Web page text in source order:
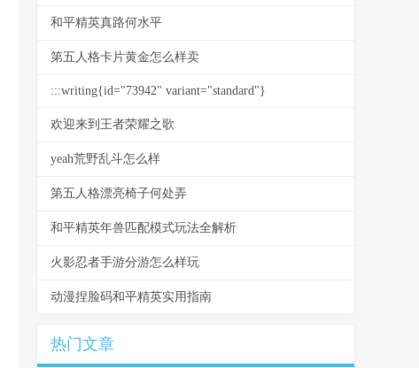
和平精英真路何水平
第五人格卡片黄金怎么样卖
:::writing{id="73942" variant="standard"}
欢迎来到王者荣耀之歌
yeah荒野乱斗怎么样
第五人格漂亮椅子何处弄
和平精英年兽匹配模式玩法全解析
火影忍者手游分游怎么样玩
动漫捏脸码和平精英实用指南
热门文章